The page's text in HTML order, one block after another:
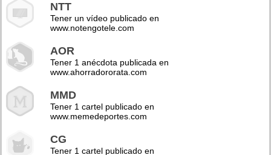
NTT
Tener un vídeo publicado en
www.notengotele.com
AOR
Tener 1 anécdota publicada en
www.ahorradororata.com
MMD
Tener 1 cartel publicado en
www.memedeportes.com
CG
Tener 1 cartel publicado en